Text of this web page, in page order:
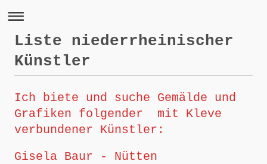
Liste niederrheinischer
Künstler
Ich biete und suche Gemälde und
Grafiken folgender mit Kleve
verbundener Künstler:
Gisela Baur - Nütten